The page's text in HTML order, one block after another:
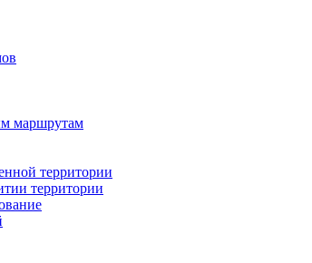
маршрутам
территории
территории